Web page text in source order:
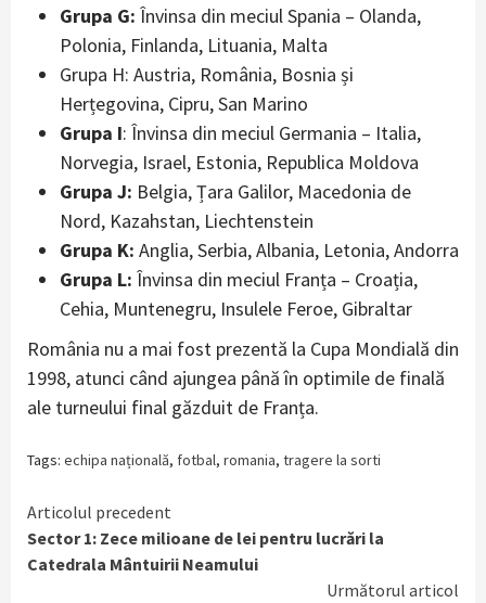
Grupa G: Învinsa din meciul Spania – Olanda,
Polonia, Finlanda, Lituania, Malta
Grupa H: Austria, România, Bosnia și
Herțegovina, Cipru, San Marino
Grupa I: Învinsa din meciul Germania – Italia,
Norvegia, Israel, Estonia, Republica Moldova
Grupa J: Belgia, Țara Galilor, Macedonia de
Nord, Kazahstan, Liechtenstein
Grupa K: Anglia, Serbia, Albania, Letonia, Andorra
Grupa L: Învinsa din meciul Franța – Croația,
Cehia, Muntenegru, Insulele Feroe, Gibraltar
România nu a mai fost prezentă la Cupa Mondială din
1998, atunci când ajungea până în optimile de finală
ale turneului final găzduit de Franța.
Tags: echipa națională, fotbal, romania, tragere la sorti
Continue
Reading
Articolul precedent
Sector 1: Zece milioane de lei pentru lucrări la
Catedrala Mântuirii Neamului
Următorul articol